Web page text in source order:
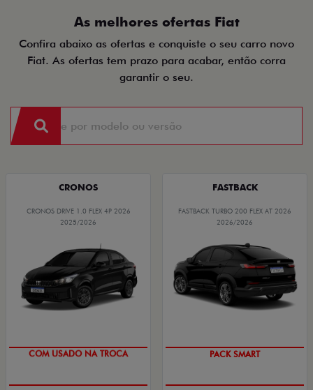
As melhores ofertas Fiat
Confira abaixo as ofertas e conquiste o seu carro novo
Fiat. As ofertas tem prazo para acabar, então corra
garantir o seu.
CRONOS
CRONOS DRIVE 1.0 FLEX 4P 2026
2025/2026
COM USADO NA TROCA
FASTBACK
FASTBACK TURBO 200 FLEX AT 2026
2026/2026
PACK SMART